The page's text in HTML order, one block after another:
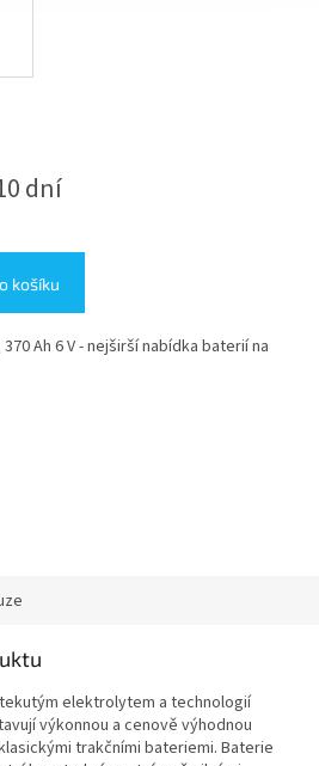
dní
košíku
Ah 6 V - nejširší nabídka baterií na
elektrolytem a technologií
výkonnou a cenově výhodnou
trakčními bateriemi. Baterie